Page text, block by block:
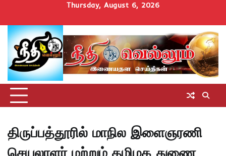
content
Thursday, August 6, 2026
Homeசெய்திகள்
தமிழ்நாடுமாவட்டச்செய்திகள்
அரசியல்ஆன்மிகம்
சட்டம்
அறிவோம்
சினிமாUncategorized
திருப்பத்தூரில் மாநில இளைஞரணி